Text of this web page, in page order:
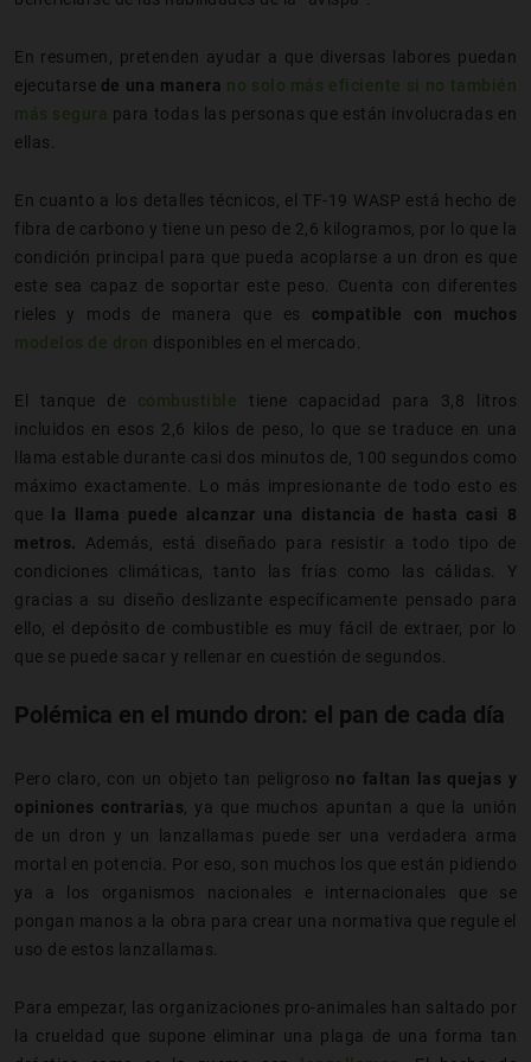
En resumen, pretenden ayudar a que diversas labores puedan
ejecutarse de una manera no solo más eficiente si no también
más segura para todas las personas que están involucradas en
ellas.
En cuanto a los detalles técnicos, el TF-19 WASP está hecho de
fibra de carbono y tiene un peso de 2,6 kilogramos, por lo que la
condición principal para que pueda acoplarse a un dron es que
este sea capaz de soportar este peso. Cuenta con diferentes
rieles y mods de manera que es compatible con muchos
modelos de dron disponibles en el mercado.
El tanque de combustible tiene capacidad para 3,8 litros
incluidos en esos 2,6 kilos de peso, lo que se traduce en una
llama estable durante casi dos minutos de, 100 segundos como
máximo exactamente. Lo más impresionante de todo esto es
que la llama puede alcanzar una distancia de hasta casi 8
metros. Además, está diseñado para resistir a todo tipo de
condiciones climáticas, tanto las frías como las cálidas. Y
gracias a su diseño deslizante específicamente pensado para
ello, el depósito de combustible es muy fácil de extraer, por lo
que se puede sacar y rellenar en cuestión de segundos.
Polémica en el mundo dron: el pan de cada día
Pero claro, con un objeto tan peligroso no faltan las quejas y
opiniones contrarias , ya que muchos apuntan a que la unión
de un dron y un lanzallamas puede ser una verdadera arma
mortal en potencia. Por eso, son muchos los que están pidiendo
ya a los organismos nacionales e internacionales que se
pongan manos a la obra para crear una normativa que regule el
uso de estos lanzallamas.
Para empezar, las organizaciones pro-animales han saltado por
la crueldad que supone eliminar una plaga de una forma tan